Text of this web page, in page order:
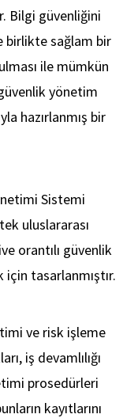
Bilgi güvenliğini
birlikte sağlam bir
ile mümkün
yönetim
hazırlanmış bir
Sistemi
uluslararası
ve orantılı güvenlik
tasarlanmıştır.
ve risk işleme
iş devamlılığı
prosedürleri
kayıtlarını